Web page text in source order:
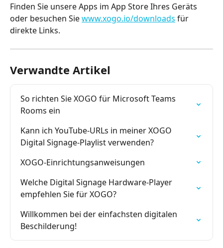
Finden Sie unsere Apps im App Store Ihres Geräts
oder besuchen Sie www.xogo.io/downloads für
direkte Links.
Verwandte Artikel
So richten Sie XOGO für Microsoft Teams
Rooms ein
Kann ich YouTube-URLs in meiner XOGO
Digital Signage-Playlist verwenden?
XOGO-Einrichtungsanweisungen
Welche Digital Signage Hardware-Player
empfehlen Sie für XOGO?
Willkommen bei der einfachsten digitalen
Beschilderung!